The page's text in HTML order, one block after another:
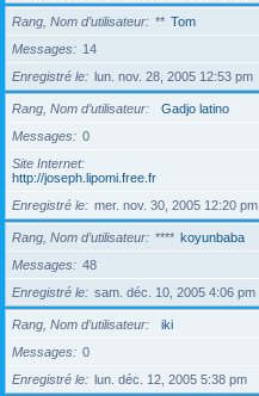
Rang, Nom d’utilisateur ** Tom
Messages
14
Enregistré le
lun. nov. 28, 2005 12:53 pm
Rang, Nom d’utilisateur
Gadjo latino
Messages
0
Site Internet
http://joseph.lipomi.free.fr
Enregistré le
mer. nov. 30, 2005 12:20 pm
Rang, Nom d’utilisateur **** koyunbaba
Messages
48
Enregistré le
sam. déc. 10, 2005 4:06 pm
Rang, Nom d’utilisateur
iki
Messages
0
Enregistré le
lun. déc. 12, 2005 5:38 pm